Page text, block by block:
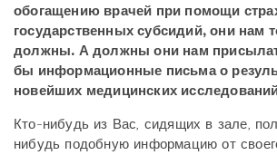
обогащению врачей при помощи
государственных субсидий, они нам
должны. А должны они нам
бы информационные письма о
новейших медицинских
Кто-нибудь из Вас, сидящих в зале,
нибудь подобную информацию от